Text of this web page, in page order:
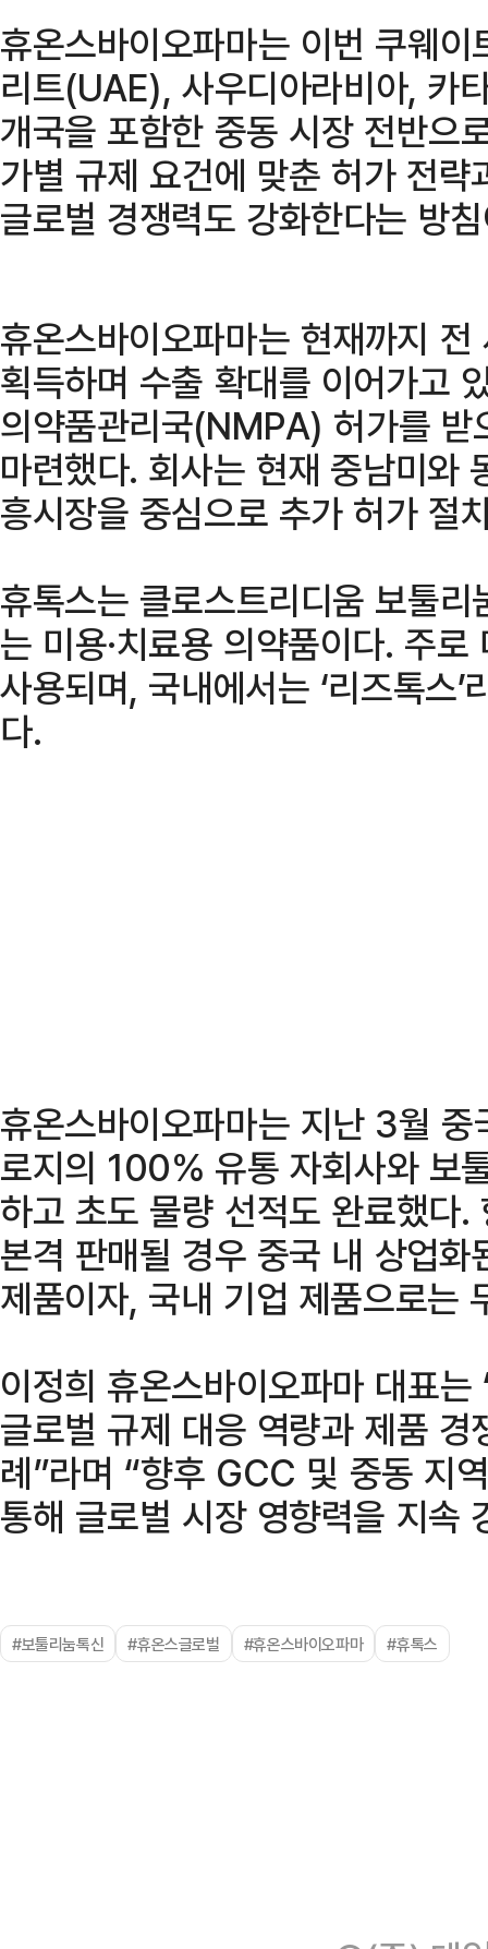
휴온스바이오파마는 이번 쿠웨
리트(UAE), 사우디아라비아, 카
개국을 포함한 중동 시장 전반으
가별 규제 요건에 맞춘 허가 전
글로벌 경쟁력도 강화한다는 방
휴온스바이오파마는 현재까지
획득하며 수출 확대를 이어가고
의약품관리국(NMPA) 허가를 받
마련했다. 회사는 현재 중남미와
흥시장을 중심으로 추가 허가 절
휴톡스는 클로스트리디움 보툴
는 미용·치료용 의약품이다. 주
사용되며, 국내에서는 ‘리즈톡스
다.
휴온스바이오파마는 지난 3월
로지의 100% 유통 자회사와 보
하고 초도 물량 선적도 완료했다
본격 판매될 경우 중국 내 상업
제품이자, 국내 기업 제품으로는
이정희 휴온스바이오파마 대표
글로벌 규제 대응 역량과 제품
례”라며 “향후 GCC 및 중동 지
통해 글로벌 시장 영향력을 지속
#보툴리눔톡신 #휴온스글로벌 #휴온스바이오파마 #휴톡스